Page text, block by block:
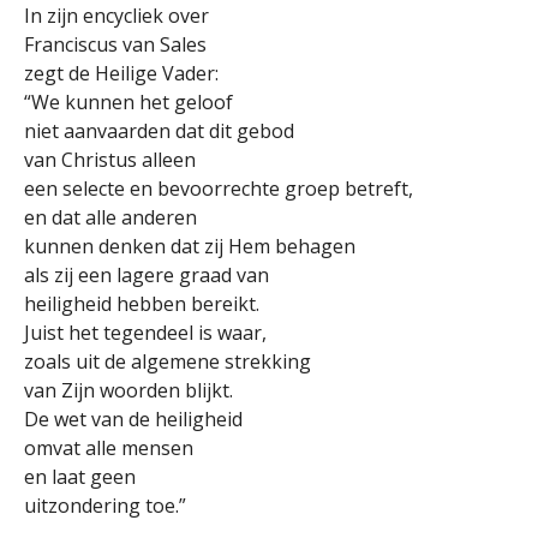
In zijn encycliek over
Franciscus van Sales
zegt de Heilige Vader:
“We kunnen het geloof
niet aanvaarden dat dit gebod
van Christus alleen
een selecte en bevoorrechte groep betreft,
en dat alle anderen
kunnen denken dat zij Hem behagen
als zij een lagere graad van
heiligheid hebben bereikt.
Juist het tegendeel is waar,
zoals uit de algemene strekking
van Zijn woorden blijkt.
De wet van de heiligheid
omvat alle mensen
en laat geen
uitzondering toe.”